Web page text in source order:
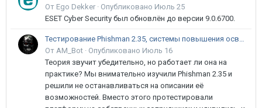
От Ego Dekker · Опубликовано Июль 25
ESET Cyber Security был обновлён до версии 9.0.6700.
От AM_Bot · Опубликовано Июль 16
Теория звучит убедительно, но работает ли она на
практике? Мы внимательно изучили Phishman 2.35 и
решили не останавливаться на описании её
возможностей. Вместо этого протестировали